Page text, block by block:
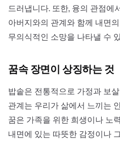
드러냅니다. 또한, 융의 관점에
아버지와의 관계와 함께 내면
무의식적인 소망을 나타낼 수
꿈속 장면이 상징하는 것
밥솥은 전통적으로 가정과 보
관계는 우리가 삶에서 느끼는
꿈은 가족을 위한 희생이나 노
내면에 있는 따뜻한 감정이나